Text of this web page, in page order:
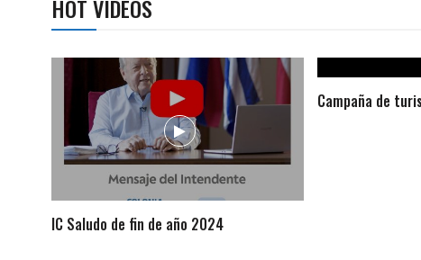
HOT VIDEOS
IC Saludo de fin de año 2024
Campaña de